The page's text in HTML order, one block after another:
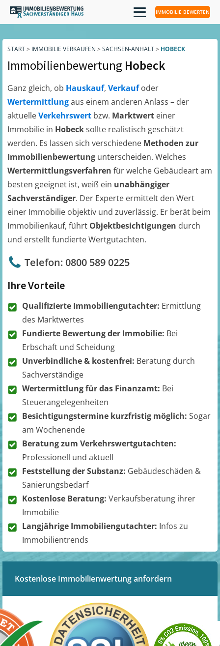
IMMOBILIE BEWERTEN
START> IMMOBILIE VERKAUFEN > SACHSEN-ANHALT> HOBECK
Immobilienbewertung Hobeck
Ganz gleich, ob Hauskauf, Verkaufoder
Wertermittlungaus einem anderen Anlass – der
aktuelleVerkehrswert bzw. Marktwert einer
Immobilie in Hobecksollte realistisch geschätzt
werden. Es lassen sich verschiedene Methoden zur
Immobilienbewertung unterscheiden. Welches
Wertermittlungsverfahren für welche Gebäudeart am
besten geeignet ist, weiß ein unabhängiger
Sachverständiger. Der Experte ermittelt den Wert
einer Immobilie objektiv und zuverlässig. Er berät beim
Immobilienkauf, führt Objektbesichtigungen durch
und erstellt fundierte Wertgutachten.
Telefon: 0800 589 0225
Ihre Vorteile
Qualifizierte Immobiliengutachter: Ermittlung
des Marktwertes
Fundierte Bewertung der Immobilie: Bei
Erbschaft und Scheidung
Unverbindliche & kostenfrei: Beratung durch
Sachverständige
Wertermittlung für das Finanzamt: Bei
Steuerangelegenheiten
Besichtigungstermine kurzfristig möglich: Sogar
am Wochenende
Beratung zum Verkehrswertgutachten:
Professionell und aktuell
Feststellung der Substanz: Gebäudeschäden &
Sanierungsbedarf
Kostenlose Beratung: Verkaufsberatung ihrer
Immobilie
Langjährige Immobiliengutachter: Infos zu
Immobilientrends
Kostenlose Immobilienwertung anfordern